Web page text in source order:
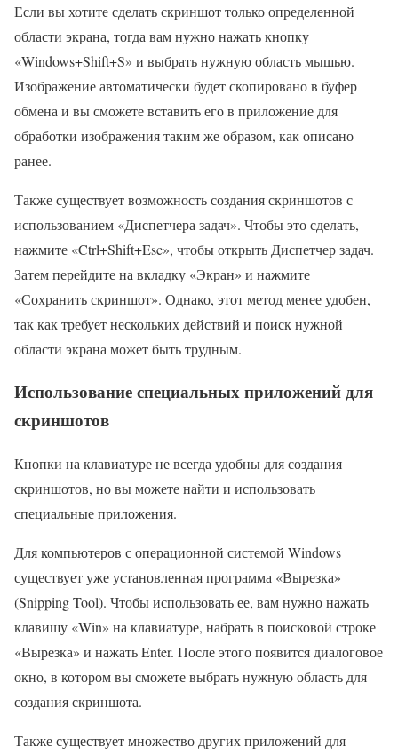
Если вы хотите сделать скриншот только определенной
области экрана, тогда вам нужно нажать кнопку
«Windows+Shift+S» и выбрать нужную область мышью.
Изображение автоматически будет скопировано в буфер
обмена и вы сможете вставить его в приложение для
обработки изображения таким же образом, как описано
ранее.
Также существует возможность создания скриншотов с
использованием «Диспетчера задач». Чтобы это сделать,
нажмите «Ctrl+Shift+Esc», чтобы открыть Диспетчер задач.
Затем перейдите на вкладку «Экран» и нажмите
«Сохранить скриншот». Однако, этот метод менее удобен,
так как требует нескольких действий и поиск нужной
области экрана может быть трудным.
Использование специальных приложений для
скриншотов
Кнопки на клавиатуре не всегда удобны для создания
скриншотов, но вы можете найти и использовать
специальные приложения.
Для компьютеров с операционной системой Windows
существует уже установленная программа «Вырезка»
(Snipping Tool). Чтобы использовать ее, вам нужно нажать
клавишу «Win» на клавиатуре, набрать в поисковой строке
«Вырезка» и нажать Enter. После этого появится диалоговое
окно, в котором вы сможете выбрать нужную область для
создания скриншота.
Также существует множество других приложений для